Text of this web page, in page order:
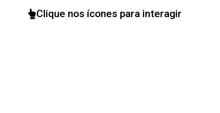
Clique nos ícones para interagir